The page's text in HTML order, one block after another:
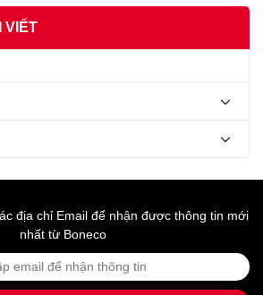
VIẾT
Tuy
hoà
khí
thế
sử
địa chỉ Email để nhận được thông tin mới
nhất từ Boneco